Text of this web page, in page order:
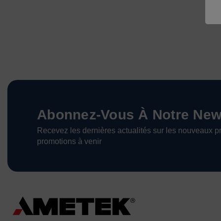
Abonnez-Vous À Notre
Recevez les dernières actualités sur les nouveaux
promotions à venir